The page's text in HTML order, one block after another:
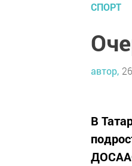
СПОРТ
автор,
В